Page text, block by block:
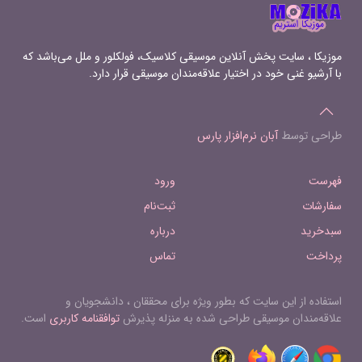
(Orchestration- Lou Harrison)- V
موزیکا ، سایت پخش آنلاین موسیقی کلاسیک، فولکلور و ملل می‌باشد که
با آرشیو غنی خود در اختیار علاقه‌مندان موسیقی قرار دارد.
طراحی توسطآبان نرم‌افزار پارس
فهرست
سفارشات
سبدخرید
پرداخت
ورود
ثبت‌نام
درباره
تماس
استفاده از این سایت که بطور ویژه برای محققان ، دانشجویان و
علاقه‌مندان موسیقی طراحی شده به منزله پذیرشتوافقنامه کاربریاست.